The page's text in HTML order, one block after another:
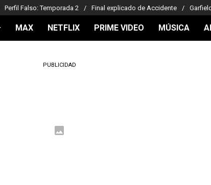
Perfil Falso: Temporada 2 Final explicado de Accidente
MAX NETFLIX PRIME VIDEO MÚSICA
PUBLICIDAD